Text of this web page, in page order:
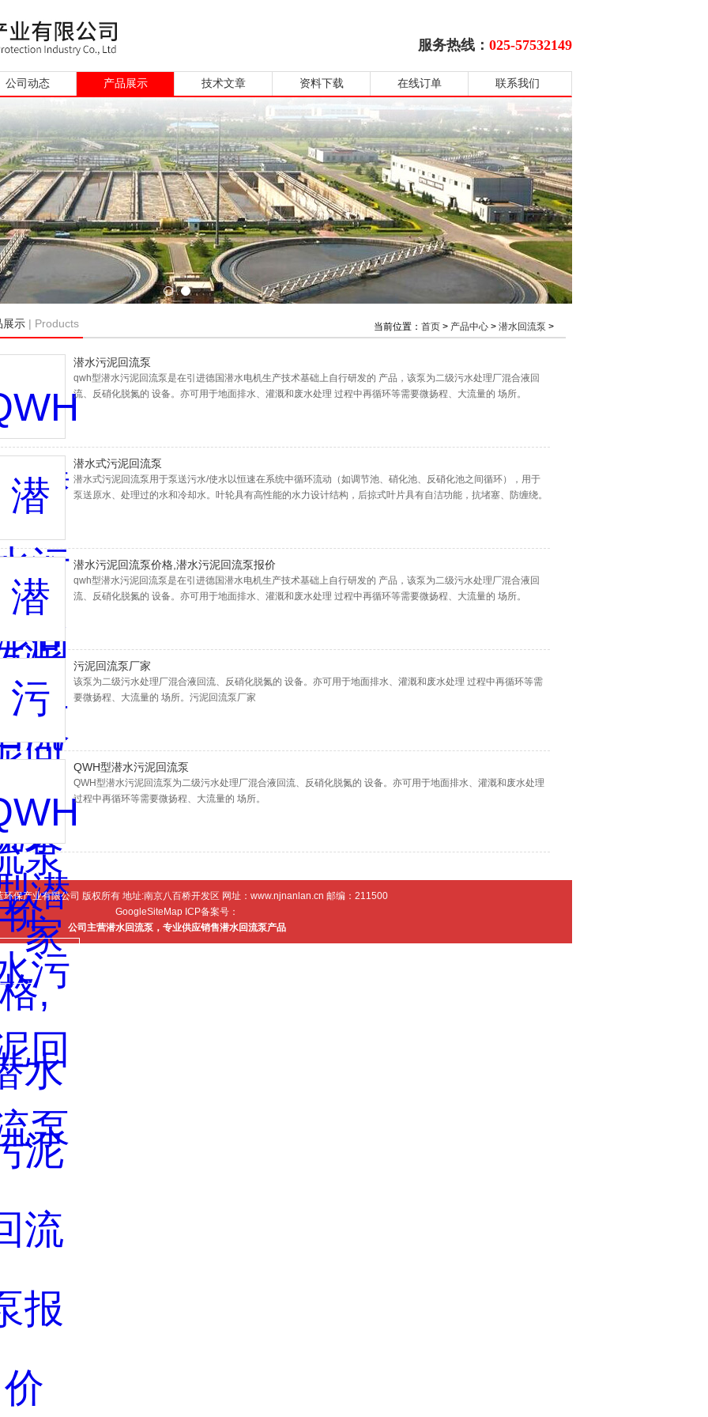
服务热线： 025-57532149
公司动态 产品展示 技术文章 资料下载 在线订单 联系我们
展示 | Products 当前位置： 首页 > 产品中心 > 潜水回流泵 >
潜水污泥回流泵
qwh型潜水污泥回流泵是在引进德国潜水电机生产技术基础上自行研发的 产品，该泵为二级污水处理厂混合液回
流、反硝化脱氮的 设备。亦可用于地面排水、灌溉和废水处理 过程中再循环等需要微扬程、大流量的 场所。
潜水式污泥回流泵
潜水式污泥回流泵用于泵送污水/使水以恒速在系统中循环流动（如调节池、硝化池、反硝化池之间循环），用于
泵送原水、处理过的水和冷却水。叶轮具有高性能的水力设计结构，后掠式叶片具有自洁功能，抗堵塞、防缠绕。
潜水污泥回流泵价格,潜水污泥回流泵报价
qwh型潜水污泥回流泵是在引进德国潜水电机生产技术基础上自行研发的 产品，该泵为二级污水处理厂混合液回
流、反硝化脱氮的 设备。亦可用于地面排水、灌溉和废水处理 过程中再循环等需要微扬程、大流量的 场所。
污泥回流泵厂家
该泵为二级污水处理厂混合液回流、反硝化脱氮的 设备。亦可用于地面排水、灌溉和废水处理 过程中再循环等需
要微扬程、大流量的 场所。污泥回流泵厂家
QWH型潜水污泥回流泵
QWH型潜水污泥回流泵为二级污水处理厂混合液回流、反硝化脱氮的 设备。亦可用于地面排水、灌溉和废水处理
过程中再循环等需要微扬程、大流量的 场所。
环保产业有限公司 版权所有 地址:南京八百桥开发区 网址： www.njnanlan.cn 邮编：211500
GoogleSiteMap ICP备案号：
公司主营潜水回流泵，专业供应销售潜水回流泵产品